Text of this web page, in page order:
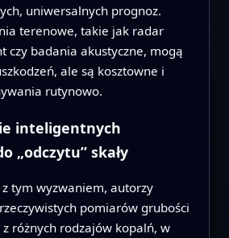
uniwersalnych prognoz.
terenowe, takie jak radar
czy badania akustyczne, mogą
ale są kosztowne i
rutynowo.
inteligentnych
„odczytu” skały
tym wyzwaniem, autorzy
pomiarów grubości
różnych rodzajów kopalń, w